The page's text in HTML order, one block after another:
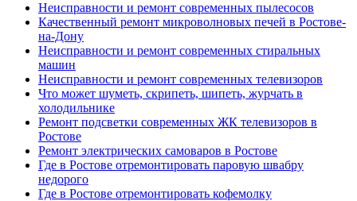
Неисправности и ремонт современных пылесосов
Качественный ремонт микроволновых печей в Ростове-
на-Дону
Неисправности и ремонт современных стиральных
машин
Неисправности и ремонт современных телевизоров
Что может шуметь, скрипеть, шипеть, журчать в
холодильнике
Ремонт подсветки современных ЖК телевизоров в
Ростове
Ремонт электрических самоваров в Ростове
Где в Ростове отремонтировать паровую швабру
недорого
Где в Ростове отремонтировать кофемолку